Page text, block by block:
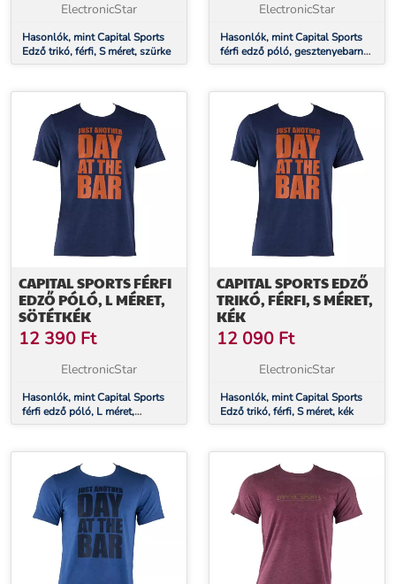
ElectronicStar
Hasonlók, mint Capital Sports
Edző trikó, férfi, S méret, szürke
ElectronicStar
Hasonlók, mint Capital Sports
férfi edző póló, gesztenyebarna,
M méret
CAPITAL SPORTS FÉRFI
EDZŐ PÓLÓ, L MÉRET,
SÖTÉTKÉK
12 390 Ft
ElectronicStar
Hasonlók, mint Capital Sports
férfi edző póló, L méret,
sötétkék
CAPITAL SPORTS EDZŐ
TRIKÓ, FÉRFI, S MÉRET,
KÉK
12 090 Ft
ElectronicStar
Hasonlók, mint Capital Sports
Edző trikó, férfi, S méret, kék